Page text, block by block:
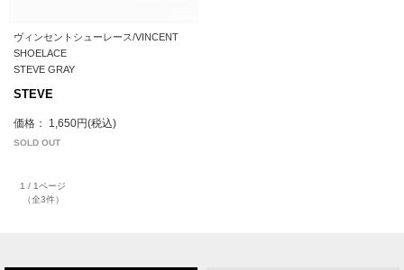
ヴィンセントシューレース/VINCENT
SHOELACE
STEVE GRAY
STEVE
価格： 1,650円(税込)
SOLD OUT
1 / 1ページ
（全3件）